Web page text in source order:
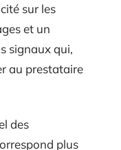
sur les
et un
signaux qui,
au prestataire
des
plus